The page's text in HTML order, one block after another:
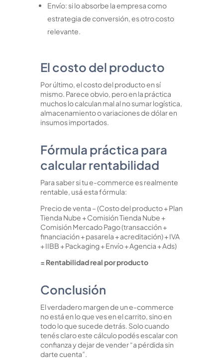
Envío: si lo absorbe la empresa como
estrategia de conversión, es otro costo
relevante.
El costo del producto
Por último, el costo del producto en sí
mismo. Parece obvio, pero en la práctica
muchos lo calculan mal al no sumar logística,
almacenamiento o variaciones de dólar en
insumos importados.
Fórmula práctica para
calcular rentabilidad
Para saber si tu e-commerce es realmente
rentable, usá esta fórmula:
Precio de venta – (Costo del producto + Plan
Tienda Nube + Comisión Tienda Nube +
Comisión Mercado Pago (transacción +
financiación + pasarela + acreditación) + IVA
+ IIBB + Packaging + Envío + Agencia + Ads)
= Rentabilidad real por producto
Conclusión
El verdadero margen de un e-commerce
no está en lo que ves en el carrito, sino en
todo lo que sucede detrás. Solo cuando
tenés claro este cálculo podés escalar con
confianza y dejar de vender “a pérdida sin
darte cuenta”.